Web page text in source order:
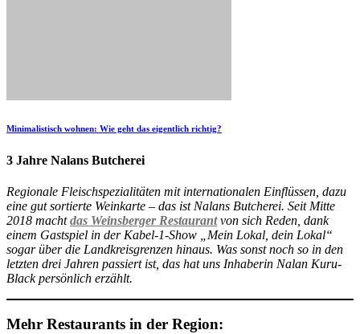
Minimalistisch wohnen: Wie geht das eigentlich richtig?
3 Jahre Nalans Butcherei
Regionale Fleischspezialitäten mit internationalen Einflüssen, dazu
eine gut sortierte Weinkarte – das ist Nalans Butcherei. Seit Mitte
2018 machtdas Weinsberger Restaurantvon sich Reden, dank
einem Gastspiel in der Kabel-1-Show „Mein Lokal, dein Lokal“
sogar über die Landkreisgrenzen hinaus. Was sonst noch so in den
letzten drei Jahren passiert ist, das hat uns Inhaberin Nalan Kuru-
Black persönlich erzählt.
Mehr Restaurants in der Region: